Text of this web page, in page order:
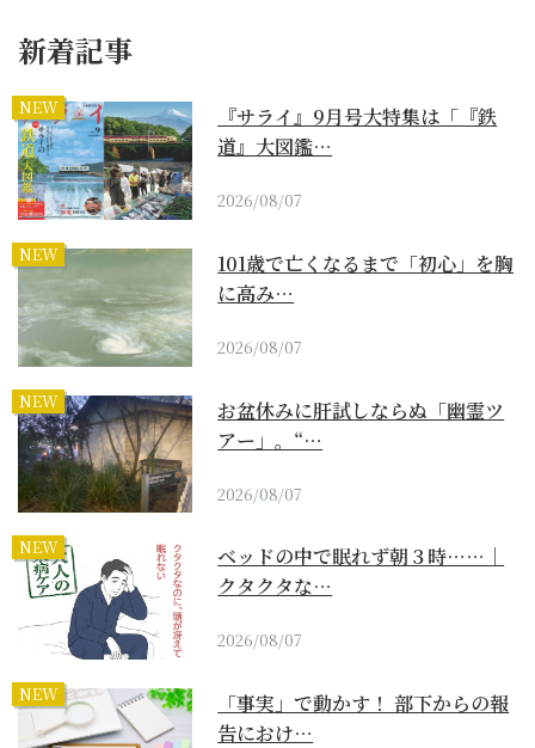
新着記事
NEW
『サライ』9月号大特集は「『鉄
道』大図鑑…
2026/08/07
NEW
101歳で亡くなるまで「初心」を胸
に高み…
2026/08/07
NEW
お盆休みに肝試しならぬ「幽霊ツ
アー」。“…
2026/08/07
NEW
ベッドの中で眠れず朝３時……｜
クタクタな…
2026/08/07
NEW
「事実」で動かす！ 部下からの報
告におけ…